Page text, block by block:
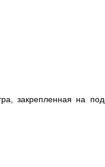
закрепленная на